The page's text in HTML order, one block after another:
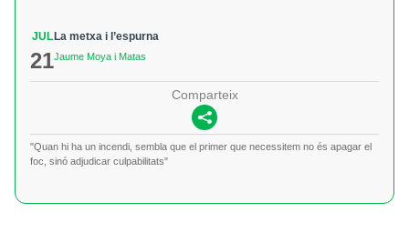
JUL
21
La metxa i l’espurna
Jaume Moya i Matas
Comparteix
"Quan hi ha un incendi, sembla que el primer que necessitem no és apagar el
foc, sinó adjudicar culpabilitats"